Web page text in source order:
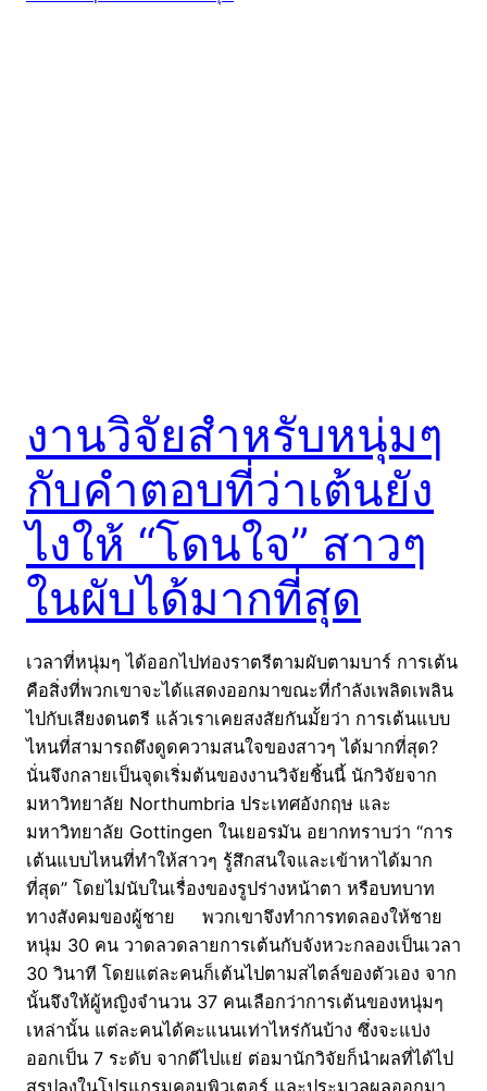
งานวิจัยสำหรับหนุ่มๆ
กับคำตอบที่ว่าเต้นยัง
ไงให้ “โดนใจ” สาวๆ
ในผับได้มากที่สุด
เวลาที่หนุ่มๆ ได้ออกไปท่องราตรีตามผับตามบาร์ การเต้น
คือสิ่งที่พวกเขาจะได้แสดงออกมาขณะที่กำลังเพลิดเพลิน
ไปกับเสียงดนตรี แล้วเราเคยสงสัยกันมั้ยว่า การเต้นแบบ
ไหนที่สามารถดึงดูดความสนใจของสาวๆ ได้มากที่สุด?
นั่นจึงกลายเป็นจุดเริ่มต้นของงานวิจัยชิ้นนี้ นักวิจัยจาก
มหาวิทยาลัย Northumbria ประเทศอังกฤษ และ
มหาวิทยาลัย Gottingen ในเยอรมัน อยากทราบว่า “การ
เต้นแบบไหนที่ทำให้สาวๆ รู้สึกสนใจและเข้าหาได้มาก
ที่สุด” โดยไม่นับในเรื่องของรูปร่างหน้าตา หรือบทบาท
ทางสังคมของผู้ชาย พวกเขาจึงทำการทดลองให้ชาย
หนุ่ม 30 คน วาดลวดลายการเต้นกับจังหวะกลองเป็นเวลา
30 วินาที โดยแต่ละคนก็เต้นไปตามสไตล์ของตัวเอง จาก
นั้นจึงให้ผู้หญิงจำนวน 37 คนเลือกว่าการเต้นของหนุ่มๆ
เหล่านั้น แต่ละคนได้คะแนนเท่าไหร่กันบ้าง ซึ่งจะแบ่ง
ออกเป็น 7 ระดับ จากดีไปแย่ ต่อมานักวิจัยก็นำผลที่ได้ไป